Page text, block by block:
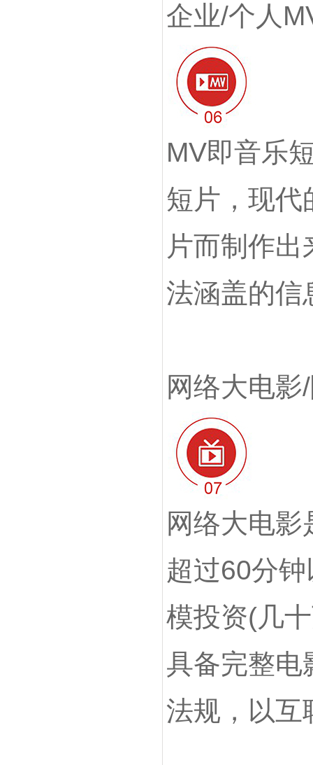
企业/个人
MV即音乐
短片，现代
片而制作
法涵盖的信
网络大电影
网络大电
超过60分
模投资(几
具备完整电
法规，以互